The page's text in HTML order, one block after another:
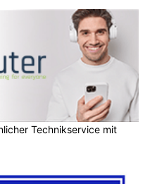
Technikservice mit